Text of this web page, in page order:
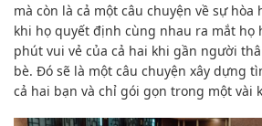
mà còn là cả một câu chuyện về sự
khi họ quyết định cùng nhau ra mắt họ
phút vui vẻ của cả hai khi gần người
bè. Đó sẽ là một câu chuyện xây dựng
cả hai bạn và chỉ gói gọn trong một vài